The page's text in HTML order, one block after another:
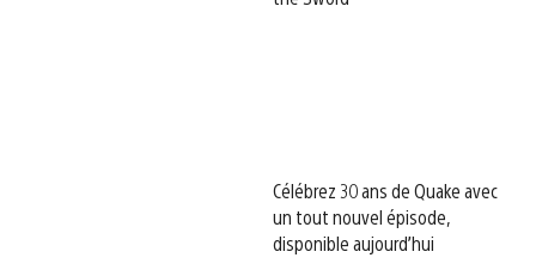
Célébrez 30 ans de Quake avec
un tout nouvel épisode,
disponible aujourd’hui